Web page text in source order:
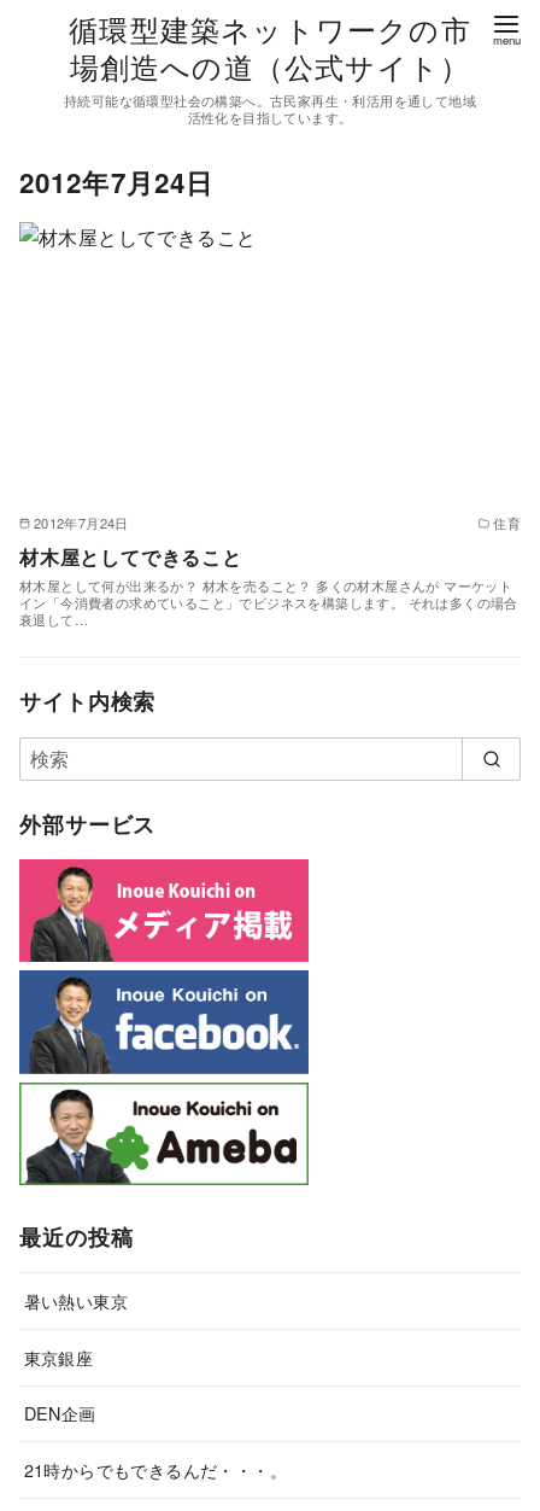
循環型建築ネットワークの市
場創造への道（公式サイト）
持続可能な循環型社会の構築へ。古民家再生・利活用を通して地域
活性化を目指しています。
2012年7月24日
2012年7月24日 住育
材木屋としてできること
材木屋として何が出来るか？ 材木を売ること？ 多くの材木屋さんが マーケット
イン「今消費者の求めていること」でビジネスを構築します。 それは多くの場合
衰退して…
サイト内検索
外部サービス
最近の投稿
暑い熱い東京
東京銀座
DEN企画
21時からでもできるんだ・・・。